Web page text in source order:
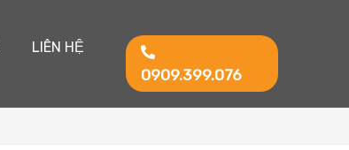
LIÊN HỆ
0909.399.076